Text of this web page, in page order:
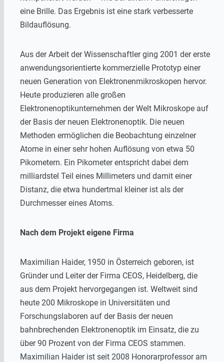
eine Brille. Das Ergebnis ist eine stark verbesserte
Bildauflösung.
Aus der Arbeit der Wissenschaftler ging 2001 der erste
anwendungsorientierte kommerzielle Prototyp einer
neuen Generation von Elektronenmikroskopen hervor.
Heute produzieren alle großen
Elektronenoptikunternehmen der Welt Mikroskope auf
der Basis der neuen Elektronenoptik. Die neuen
Methoden ermöglichen die Beobachtung einzelner
Atome in einer sehr hohen Auflösung von etwa 50
Pikometern. Ein Pikometer entspricht dabei dem
milliardstel Teil eines Millimeters und damit einer
Distanz, die etwa hundertmal kleiner ist als der
Durchmesser eines Atoms.
Nach dem Projekt eigene Firma
Maximilian Haider, 1950 in Österreich geboren, ist
Gründer und Leiter der Firma CEOS, Heidelberg, die
aus dem Projekt hervorgegangen ist. Weltweit sind
heute 200 Mikroskope in Universitäten und
Forschungslaboren auf der Basis der neuen
bahnbrechenden Elektronenoptik im Einsatz, die zu
über 90 Prozent von der Firma CEOS stammen.
Maximilian Haider ist seit 2008 Honorarprofessor am